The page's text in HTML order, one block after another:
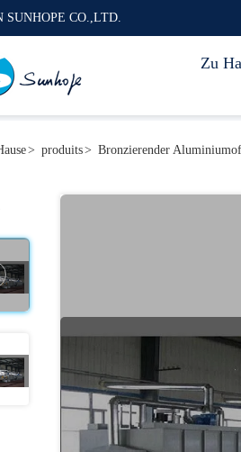
SUNHOPE CO.,LTD.
Zu
> produits> Bronzierender